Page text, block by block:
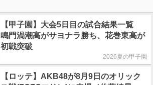
【甲子園】大会5日目の試合結果一覧
鳴門渦潮高がサヨナラ勝ち、花巻東高が
初戦突破
2026夏の甲子園
【ロッテ】AKB48が8月9日のオリック